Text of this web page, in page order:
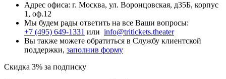
Адрес офиса: г. Москва, ул. Воронцовская, д35Б, корпус
1, оф.12
Мы будем рады ответить на все Ваши вопросы:
+7 (495) 649-1331 или info@tritickets.theater
Вы также можете обратиться в Службу клиентской
поддержки, заполнив форму
Скидка 3% за подписку